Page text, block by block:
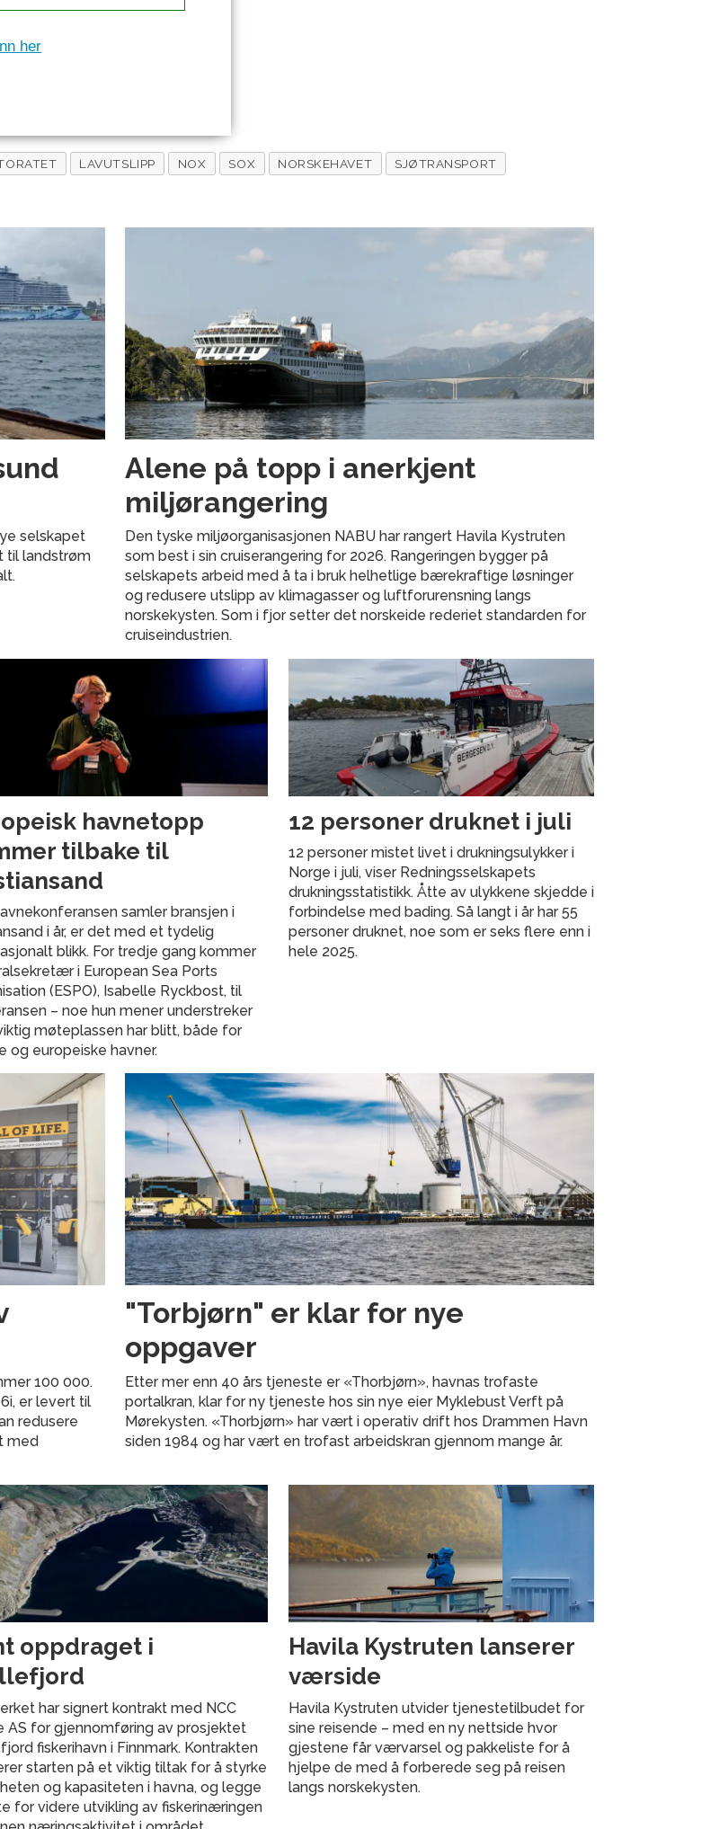
her
LAVUTSLIPP NOX SOX NORSKEHAVET SJØTRANSPORT
selskapet
til landstrøm
Alene på topp i anerkjent
miljørangering
Den tyske miljøorganisasjonen NABU har rangert Havila Kystruten
som best i sin cruiserangering for 2026. Rangeringen bygger på
selskapets arbeid med å ta i bruk helhetlige bærekraftige løsninger
og redusere utslipp av klimagasser og luftforurensning langs
norskekysten. Som i fjor setter det norskeide rederiet standarden for
cruiseindustrien.
havnetopp
tilbake til
samler bransjen i
i år, er det med et tydelig
blikk. For tredje gang kommer
i European Sea Ports
(ESPO), Isabelle Ryckbost, til
– noe hun mener understreker
møteplassen har blitt, både for
og europeiske havner.
12 personer druknet i juli
12 personer mistet livet i drukningsulykker i
Norge i juli, viser Redningsselskapets
drukningsstatistikk. Åtte av ulykkene skjedde i
forbindelse med bading. Så langt i år har 55
personer druknet, noe som er seks flere enn i
hele 2025.
100 000.
er levert til
redusere
med
"Torbjørn" er klar for nye
oppgaver
Etter mer enn 40 års tjeneste er «Thorbjørn», havnas trofaste
portalkran, klar for ny tjeneste hos sin nye eier Myklebust Verft på
Mørekysten. «Thorbjørn» har vært i operativ drift hos Drammen Havn
siden 1984 og har vært en trofast arbeidskran gjennom mange år.
oppdraget i
har signert kontrakt med NCC
AS for gjennomføring av prosjektet
fiskerihavn i Finnmark. Kontrakten
starten på et viktig tiltak for å styrke
og kapasiteten i havna, og legge
for videre utvikling av fiskerinæringen
Havila Kystruten lanserer
værside
Havila Kystruten utvider tjenestetilbudet for
sine reisende – med en ny nettside hvor
gjestene får værvarsel og pakkeliste for å
hjelpe de med å forberede seg på reisen
langs norskekysten.